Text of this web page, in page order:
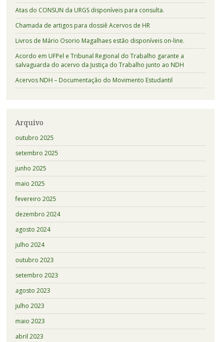
Atas do CONSUN da URGS disponíveis para consulta.
Chamada de artigos para dossiê Acervos de HR
Livros de Mário Osorio Magalhaes estão disponíveis on-line.
Acordo em UFPel e Tribunal Regional do Trabalho garante a
salvaguarda do acervo da Justiça do Trabalho junto ao NDH
Acervos NDH – Documentação do Movimento Estudantil
Arquivo
outubro 2025
setembro 2025
junho 2025
maio 2025
fevereiro 2025
dezembro 2024
agosto 2024
julho 2024
outubro 2023
setembro 2023
agosto 2023
julho 2023
maio 2023
abril 2023